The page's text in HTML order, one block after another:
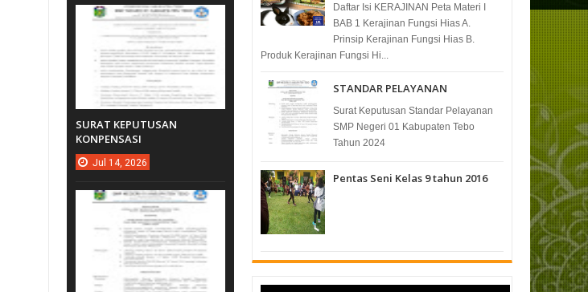
Daftar Isi KERAJINAN Peta Materi I
BAB 1 Kerajinan Fungsi Hias A.
Prinsip Kerajinan Fungsi Hias B.
Produk Kerajinan Fungsi Hi...
STANDAR PELAYANAN
Surat Keputusan Standar Pelayanan
SMP Negeri 01 Kabupaten Tebo
Tahun 2024
Pentas Seni Kelas 9 tahun 2016
SURAT KEPUTUSAN
KONPENSASI
Jul 14, 2026